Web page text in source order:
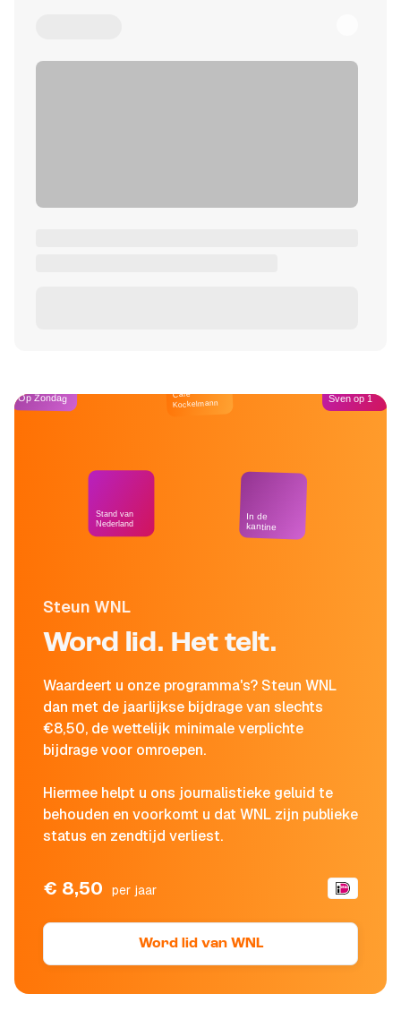
Steun WNL
Word lid. Het telt.
Waardeert u onze programma's? Steun WNL
dan met de jaarlijkse bijdrage van slechts
€8,50, de wettelijk minimale verplichte
bijdrage voor omroepen.
Hiermee helpt u ons journalistieke geluid te
behouden en voorkomt u dat WNL zijn publieke
status en zendtijd verliest.
€ 8,50 per jaar
Word lid van WNL
Op Zondag
Stand van
Nederland
Café
Kockelmann
In de
kantine
Sven op 1